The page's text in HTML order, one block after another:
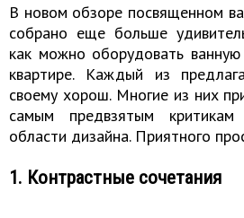
В новом обзоре посвященном
собрано еще больше
как можно оборудовать
квартире. Каждый из
своему хорош. Многие из них
самым предвзятым
области дизайна. Приятного
1. Контрастные сочетания